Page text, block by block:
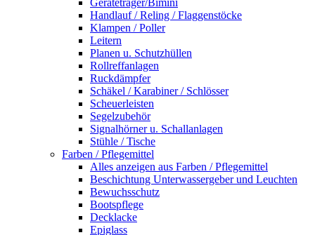
Geräteträger/Bimini
Handlauf / Reling / Flaggenstöcke
Klampen / Poller
Leitern
Planen u. Schutzhüllen
Rollreffanlagen
Ruckdämpfer
Schäkel / Karabiner / Schlösser
Scheuerleisten
Segelzubehör
Signalhörner u. Schallanlagen
Stühle / Tische
Farben / Pflegemittel
Alles anzeigen aus Farben / Pflegemittel
Beschichtung Unterwassergeber und Leuchten
Bewuchsschutz
Bootspflege
Decklacke
Epiglass